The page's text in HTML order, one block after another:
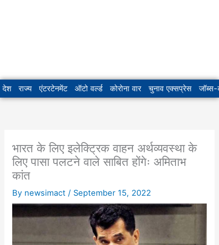
देश राज्य एंटरटेनमेंट ऑटो वर्ल्ड कोरोना वार चुनाव एक्सप्रेस जॉब्स-
भारत के लिए इलेक्ट्रिक वाहन अर्थव्यवस्था के
लिए पासा पलटने वाले साबित होंगेः अमिताभ
कांत
By newsimact / September 15, 2022